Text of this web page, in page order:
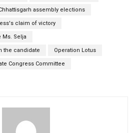
assembly elections
claim of victory
Ms. Selja
the candidate Operation Lotus
Congress Committee